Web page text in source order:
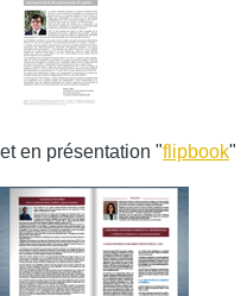
et en présentation "flipbook"